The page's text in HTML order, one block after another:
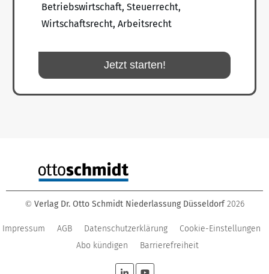
Betriebswirtschaft, Steuerrecht,
Wirtschaftsrecht, Arbeitsrecht
Jetzt starten!
© Verlag Dr. Otto Schmidt Niederlassung Düsseldorf 2026
Impressum AGB Datenschutzerklärung
Cookie-Einstellungen
Abo kündigen
Barrierefreiheit